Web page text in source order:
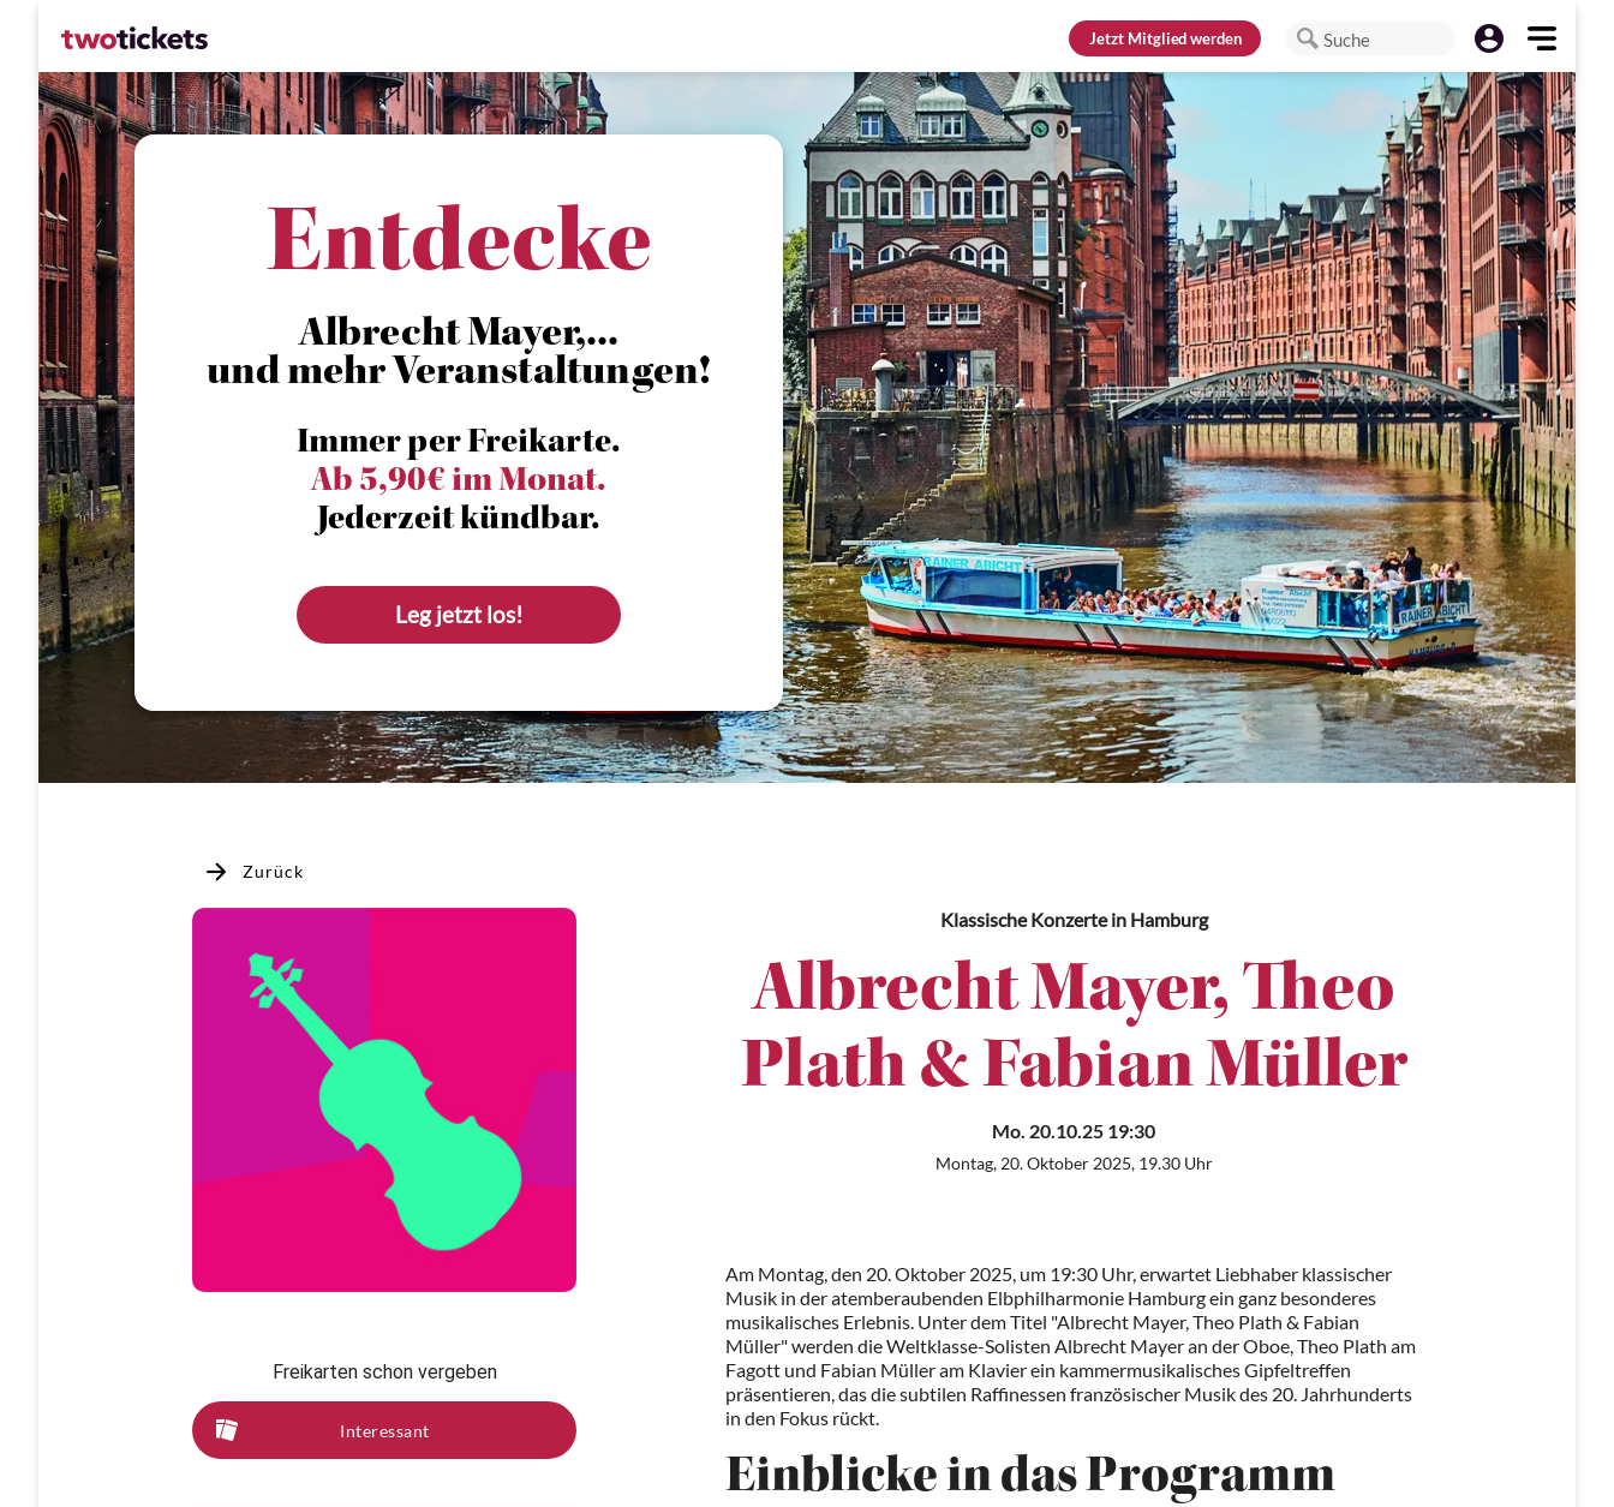
JetztMitglied werden Suche
Entdecke
Albrecht Mayer,...
und mehr Veranstaltungen!
Immer per Freikarte.
Ab 5,90€ im Monat.
Jederzeit kündbar.
Leg jetzt los!
Zurück
Freikarten schon vergeben
Interessant
Klassische Konzertein Hamburg
Albrecht Mayer, Theo
Plath & Fabian Müller
Mo. 20.10.25 19:30
Montag, 20. Oktober 2025, 19.30 Uhr
Am Montag, den 20. Oktober 2025, um 19:30 Uhr, erwartet Liebhaber klassischer
Musik in der atemberaubenden Elbphilharmonie Hamburg ein ganz besonderes
musikalisches Erlebnis. Unter dem Titel "Albrecht Mayer, Theo Plath & Fabian
Müller" werden die Weltklasse-Solisten Albrecht Mayer an der Oboe, Theo Plath am
Fagott und Fabian Müller am Klavier ein kammermusikalisches Gipfeltreffen
präsentieren, das die subtilen Raffinessen französischer Musik des 20. Jahrhunderts
in den Fokus rückt.
Einblicke in das Programm